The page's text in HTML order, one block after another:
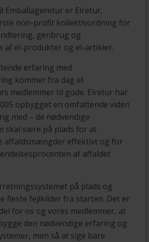
Emballageretur er Elretur,
non-profit kollektivordning for
genbrug og
af el-produkter og el-artikler.
erfaring med
kommer fra dag et
medlemmer til gode. Elretur har
opbygget en omfattende viden
med – de nødvendige
skal være på plads for at
affaldsmængder effektivt og for
af affaldet
på plads og
fleste fejlkilder fra starten. Det er
for os og vores medlemmer, at
den nødvendige erfaring og
men så at sige bare